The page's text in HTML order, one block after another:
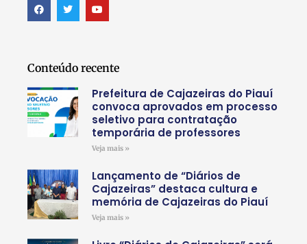
Conteúdo recente
Prefeitura de Cajazeiras do Piauí
convoca aprovados em processo
seletivo para contratação
temporária de professores
Veja mais »
Lançamento de “Diários de
Cajazeiras” destaca cultura e
memória de Cajazeiras do Piauí
Veja mais »